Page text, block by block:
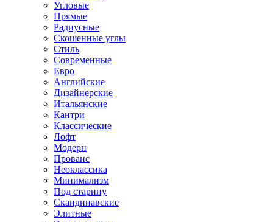
Угловые
Прямые
Радиусные
Скошенные углы
Стиль
Современные
Евро
Английские
Дизайнерские
Итальянские
Кантри
Классические
Лофт
Модерн
Прованс
Неоклассика
Минимализм
Под старину
Скандинавские
Элитные